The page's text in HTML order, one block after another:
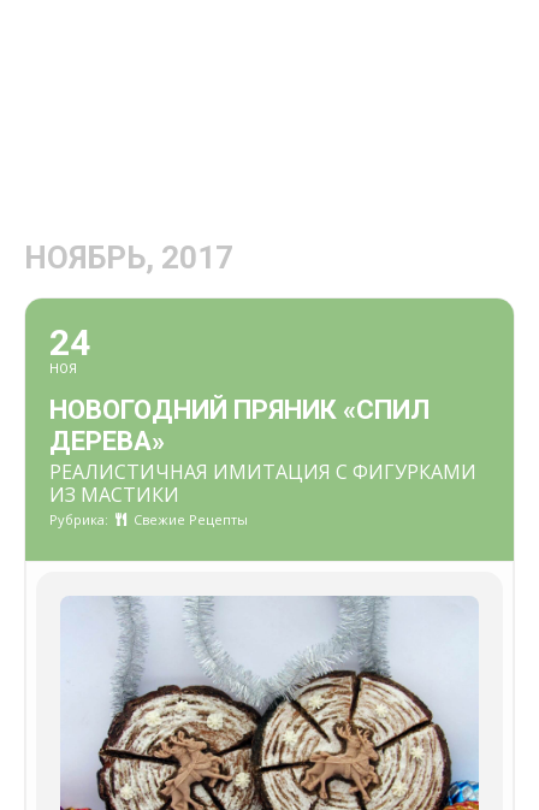
НОЯБРЬ, 2017
24
НОЯ
НОВОГОДНИЙ ПРЯНИК «СПИЛ
ДЕРЕВА»
РЕАЛИСТИЧНАЯ ИМИТАЦИЯ С ФИГУРКАМИ
ИЗ МАСТИКИ
Рубрика: Свежие Рецепты